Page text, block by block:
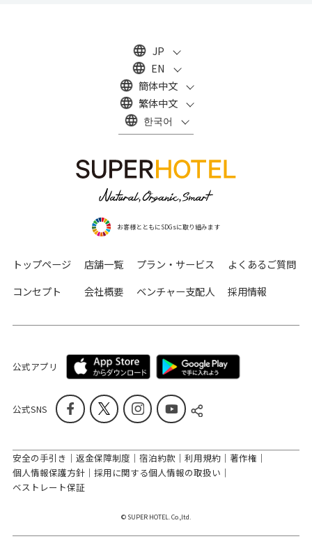
JP
EN
簡体中文
繁体中文
한국어
お客様とともにSDGsに取り組みます
トップページ 店舗一覧 プラン・サービス
よくあるご質問
コンセプト
会社概要 ベンチャー支配人 採用情報
公式アプリ
公式SNS
安全の手引き 返金保障制度 宿泊約款 利用規約
著作権
個人情報保護方針
採用に関する個人情報の取扱い
ベストレート保証
© SUPER HOTEL. Co.,ltd.